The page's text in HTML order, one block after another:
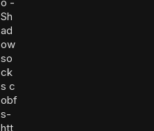
Sh
ad
ow
so
ck
s с
obf
s-
htt